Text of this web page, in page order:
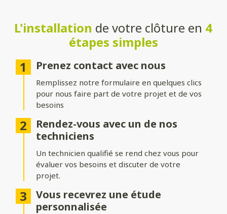
: moderne, léger et résistant à la corrosion.
Composite
d’entretien.
: économique, durable et facile à entretenir.
Bois: naturel et chaleureux, idéal pour un extérieur
authentique.
: robuste et contemporain, avec une touche minérale.
: simple, efficace et modulable selon vos besoins.
Différentes options d’occultation
Selon vos envies et vos besoins, nos clôtures peuvent être :
L'installation de votre clôture en 4
étapes simples
Prenez contact avec nous
Remplissez notre formulaire en quelques clics
pour nous faire part de votre projet et de vos
besoins
Rendez-vous avec un de nos
techniciens
Un technicien qualifié se rend chez vous pour
évaluer vos besoins et discuter de votre
projet.
Vous recevrez une étude
personnalisée